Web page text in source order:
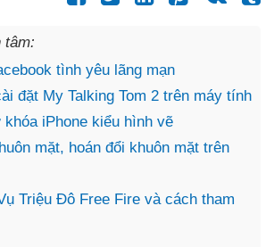
tâm:
tình yêu lãng mạn
đặt My Talking Tom 2 trên máy tính
iPhone kiểu hình vẽ
mặt, hoán đổi khuôn mặt trên
Triệu Đô Free Fire và cách tham